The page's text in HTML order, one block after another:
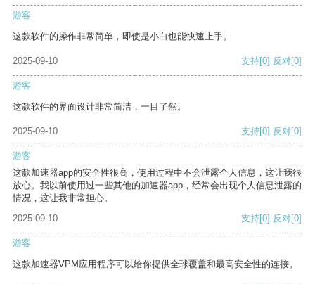
游客
这款软件的操作非常简单，即使是小白也能快速上手。
2025-09-10 支持[0] 反对[0]
游客
这款软件的界面设计非常简洁，一目了然。
2025-09-10 支持[0] 反对[0]
游客
这款加速器app的安全性很高，使用过程中不会泄露个人信息，这让我很
放心。我以前使用过一些其他的加速器app，经常会出现个人信息泄露的
情况，这让我非常担心。
2025-09-10
支持[0] 反对[0]
游客
这款加速器VPM应用程序可以给你提供全球覆盖和最高安全性的连接。